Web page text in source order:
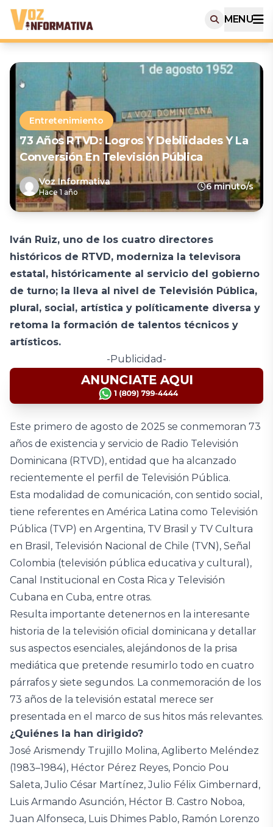
MENU
Entretenimiento
73 Años RTVD: Logros Y Debilidades Y La
Conversión En Televisión Pública
Voz Informativa
Hace 1 año
6 minuto/s
Iván Ruiz, uno de los cuatro directores
históricos de RTVD, moderniza la televisora
estatal, históricamente al servicio del gobierno
de turno; la lleva al nivel de Televisión Pública,
plural, social, artística y políticamente diversa y
retoma la formación de talentos técnicos y
artísticos.
-Publicidad-
Este primero de agosto de 2025 se conmemoran 73
años de existencia y servicio de Radio Televisión
Dominicana (RTVD), entidad que ha alcanzado
recientemente el perfil de Televisión Pública.
Esta modalidad de comunicación, con sentido social,
tiene referentes en América Latina como Televisión
Pública (TVP) en Argentina, TV Brasil y TV Cultura
en Brasil, Televisión Nacional de Chile (TVN), Señal
Colombia (televisión pública educativa y cultural),
Canal Institucional en Costa Rica y Televisión
Cubana en Cuba, entre otras.
Resulta importante detenernos en la interesante
historia de la televisión oficial dominicana y detallar
sus aspectos esenciales, alejándonos de la prisa
mediática que pretende resumirlo todo en cuatro
párrafos y siete segundos. La conmemoración de los
73 años de la televisión estatal merece ser
presentada en el marco de sus hitos más relevantes.
¿Quiénes la han dirigido?
José Arismendy Trujillo Molina, Agliberto Meléndez
(1983–1984), Héctor Pérez Reyes, Poncio Pou
Saleta, Julio César Martínez, Julio Félix Gimbernard,
Luis Armando Asunción, Héctor B. Castro Noboa,
Juan Alfonseca, Luis Dhimes Pablo, Ramón Lorenzo